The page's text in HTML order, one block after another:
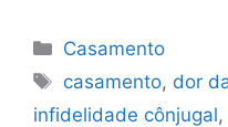
Categorias
Casamento
Tags
casamento, dor
infidelidade cônjugal,